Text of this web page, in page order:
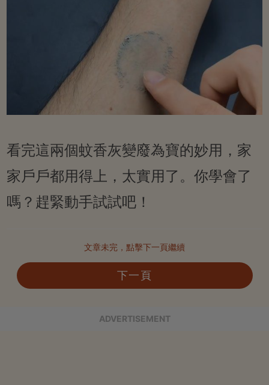
看完這兩個蚊香灰變廢為寶的妙用，家
家戶戶都用得上，太實用了。你學會了
嗎？趕緊動手試試吧！
文章未完，點擊下一頁繼續
下一頁
ADVERTISEMENT